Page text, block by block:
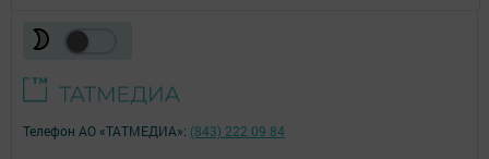
Телефон АО «ТАТМЕДИА»: (843) 222 09 84